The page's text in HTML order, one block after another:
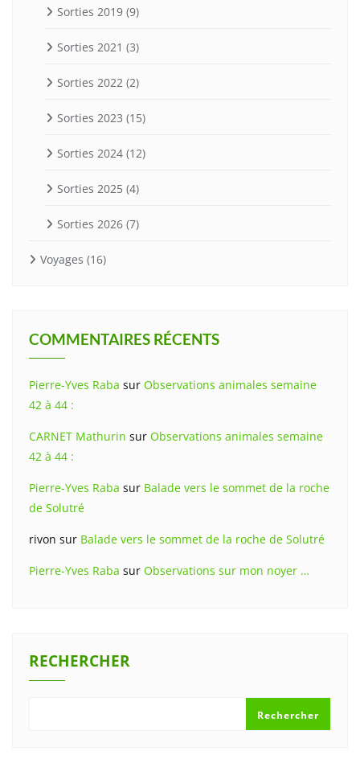
Sorties 2019 (9)
Sorties 2021 (3)
Sorties 2022 (2)
Sorties 2023 (15)
Sorties 2024 (12)
Sorties 2025 (4)
Sorties 2026 (7)
Voyages (16)
COMMENTAIRES RÉCENTS
Pierre-Yves Raba sur Observations animales semaine
42 à 44 :
CARNET Mathurin sur Observations animales semaine
42 à 44 :
Pierre-Yves Raba sur Balade vers le sommet de la roche
de Solutré
rivon sur Balade vers le sommet de la roche de Solutré
Pierre-Yves Raba sur Observations sur mon noyer …
RECHERCHER
Rechercher